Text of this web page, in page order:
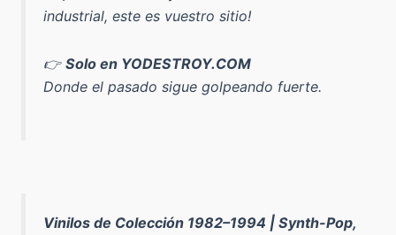
industrial, este es vuestro sitio!
👉Solo en YODESTROY.COM
Donde el pasado sigue golpeando fuerte.
Vinilos de Colección 1982–1994 | Synth-Pop,